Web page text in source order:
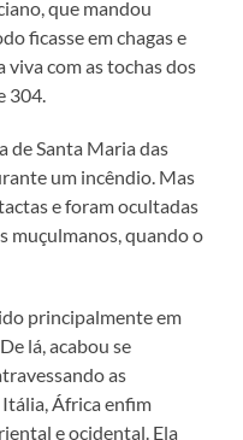
que mandou
ficasse em chagas e
com as tochas dos
304.
de Santa Maria das
um incêndio. Mas
e foram ocultadas
muçulmanos, quando o
principalmente em
lá, acabou se
as
África enfim
e ocidental. Ela